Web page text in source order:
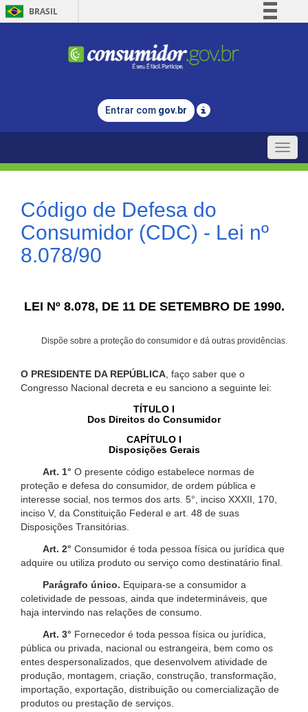
BRASIL
Comunica BR
Legislação
Entrar com gov.br
Toggle
Código de Defesa do
Consumidor (CDC) - Lei nº
8.078/90
LEI Nº 8.078, DE 11 DE SETEMBRO DE 1990.
Dispõe sobre a proteção do consumidor e dá outras providências.
O PRESIDENTE DA REPÚBLICA , faço saber que o
Congresso Nacional decreta e eu sanciono a seguinte lei:
TÍTULO I
Dos Direitos do Consumidor
CAPÍTULO I
Disposições Gerais
Art. 1° O presente código estabelece normas de
proteção e defesa do consumidor, de ordem pública e
interesse social, nos termos dos arts. 5°, inciso XXXII, 170,
inciso V, da Constituição Federal e art. 48 de suas
Disposições Transitórias.
Art. 2° Consumidor é toda pessoa física ou jurídica que
adquire ou utiliza produto ou serviço como destinatário final.
Parágrafo único. Equipara-se a consumidor a
coletividade de pessoas, ainda que indetermináveis, que
haja intervindo nas relações de consumo.
Art. 3° Fornecedor é toda pessoa física ou jurídica,
pública ou privada, nacional ou estrangeira, bem como os
entes despersonalizados, que desenvolvem atividade de
produção, montagem, criação, construção, transformação,
importação, exportação, distribuição ou comercialização de
produtos ou prestação de serviços.